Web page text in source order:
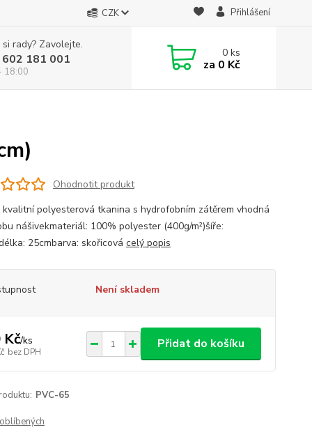
CZK Přihlášení
rady? Zavolejte.
181 001
18:00
0ks
za 0 Kč
Ohodnotit produkt
kvalitní polyesterová tkanina s hydrofobním zátěrem vhodná
nášivekmateriál: 100% polyester (400g/m²)šíře:
25cmbarva: skořicová celý popis
Není skladem
Kč/ks
bez DPH
Přidat do košíku
PVC-65